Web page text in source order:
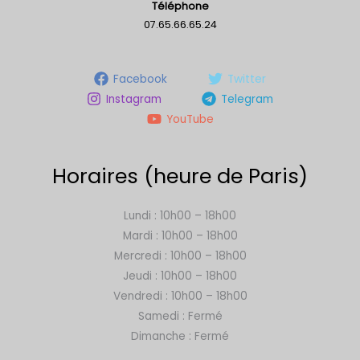
Téléphone
07.65.66.65.24
Facebook
Twitter
Instagram
Telegram
YouTube
Horaires (heure de Paris)
Lundi : 10h00 – 18h00
Mardi : 10h00 – 18h00
Mercredi : 10h00 – 18h00
Jeudi : 10h00 – 18h00
Vendredi : 10h00 – 18h00
Samedi : Fermé
Dimanche : Fermé